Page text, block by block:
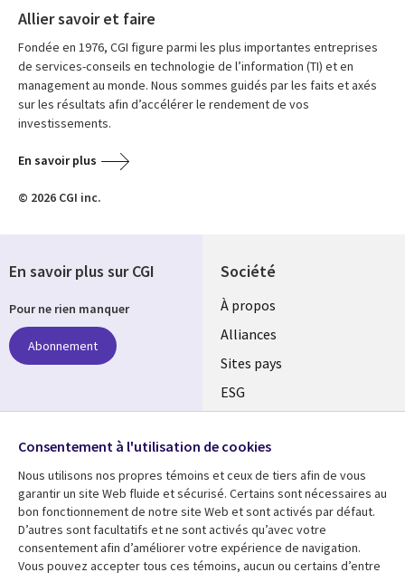
Allier savoir et faire
Fondée en 1976, CGI figure parmi les plus importantes entreprises
de services-conseils en technologie de l’information (TI) et en
management au monde. Nous sommes guidés par les faits et axés
sur les résultats afin d’accélérer le rendement de vos
investissements.
En savoir plus
© 2026 CGI inc.
Société
À propos
Alliances
Sites pays
ESG
Fusions
Salle de presse
Ressources Support
En savoir plus sur CGI
Pour ne rien manquer
Abonnement
Suivez-nous
Social
Media
Global
FR
Consentement à l'utilisation de cookies
Nous utilisons nos propres témoins et ceux de tiers afin de vous
garantir un site Web fluide et sécurisé. Certains sont nécessaires au
bon fonctionnement de notre site Web et sont activés par défaut.
D’autres sont facultatifs et ne sont activés qu’avec votre
consentement afin d’améliorer votre expérience de navigation.
Vous pouvez accepter tous ces témoins, aucun ou certains d’entre